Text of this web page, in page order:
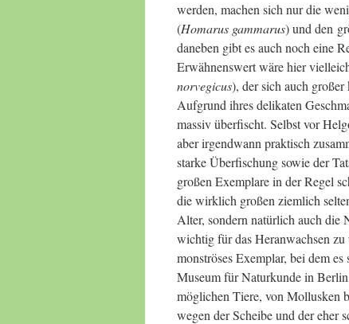
werden, machen sich nur die
(Homarus gammarus) und den
daneben gibt es auch noch eine
Erwähnenswert wäre hier
norvegicus), der sich auch
Aufgrund ihres delikaten
massiv überfischt. Selbst vor
aber irgendwann praktisch
starke Überfischung sowie der
großen Exemplare in der Regel
die wirklich großen ziemlich
Alter, sondern natürlich auch die
wichtig für das Heranwachsen
monströses Exemplar, bei dem
Museum für Naturkunde in
möglichen Tiere, von Mollusken
wegen der Scheibe und der eher